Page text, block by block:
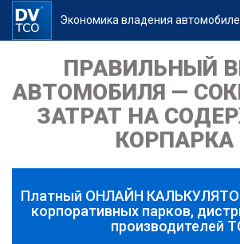
Экономика владения
ПРАВИЛЬНЫЙ
АВТОМОБИЛЯ —
ЗАТРАТ НА
КОРПАРКА
Платный ОНЛАЙН
корпоративных парков,
производителей